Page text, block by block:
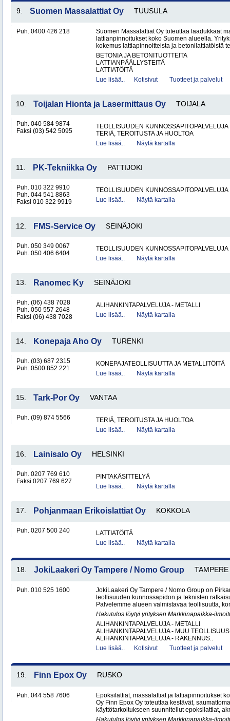
9. Suomen Massalattiat Oy TUUSULA
Puh. 0400 426 218
Suomen Massalattiat Oy toteuttaa laadukkaat
lattianpinnoitukset koko Suomen alueella.
kokemus lattiapinnoitteista ja betonilattiatöistä
BETONIA JA BETONITUOTTEITA
LATTIANPÄÄLLYSTEITÄ
LATTIATÖITÄ
Lue lisää..
Kotisivut Tuotteet ja palvelut
10. Toijalan Hionta ja Lasermittaus Oy TOIJALA
Puh. 040 584 9874
Faksi (03) 542 5095
TEOLLISUUDEN KUNNOSSAPITOPALVELUJA
TERIÄ, TEROITUSTA JA HUOLTOA
Lue lisää..
Näytä kartalla
11. PK-Tekniikka Oy PATTIJOKI
Puh. 010 322 9910
Puh. 044 541 8863
Faksi 010 322 9919
TEOLLISUUDEN KUNNOSSAPITOPALVELUJA
Lue lisää..
Näytä kartalla
12. FMS-Service Oy SEINÄJOKI
Puh. 050 349 0067
Puh. 050 406 6404
TEOLLISUUDEN KUNNOSSAPITOPALVELUJA
Lue lisää..
Näytä kartalla
13. Ranomec Ky SEINÄJOKI
Puh. (06) 438 7028
Puh. 050 557 2648
Faksi (06) 438 7028
ALIHANKINTAPALVELUJA - METALLI
Lue lisää..
Näytä kartalla
14. Konepaja Aho Oy TURENKI
Puh. (03) 687 2315
Puh. 0500 852 221
KONEPAJATEOLLISUUTTA JA METALLITÖITÄ
Lue lisää..
Näytä kartalla
15. Tark-Por Oy VANTAA
Puh. (09) 874 5566
TERIÄ, TEROITUSTA JA HUOLTOA
Lue lisää..
Näytä kartalla
16. Lainisalo Oy HELSINKI
Puh. 0207 769 610
Faksi 0207 769 627
PINTAKÄSITTELYÄ
Lue lisää..
Näytä kartalla
17. Pohjanmaan Erikoislattiat Oy KOKKOLA
Puh. 0207 500 240
LATTIATÖITÄ
Lue lisää..
Näytä kartalla
18. JokiLaakeri Oy Tampere / Nomo Group TAMPERE
Puh. 010 525 1600
JokiLaakeri Oy Tampere / Nomo Group on
teollisuuden kunnossapidon ja teknisten
Palvelemme alueen valmistavaa teollisuutta,
Hakutulos löytyi yrityksen Markkinapaikka-
ALIHANKINTAPALVELUJA - METALLI
ALIHANKINTAPALVELUJA - MUU TEOLLISUUS
ALIHANKINTAPALVELUJA - RAKENNUS..
Lue lisää..
Kotisivut Tuotteet ja palvelut
19. Finn Epox Oy RUSKO
Puh. 044 558 7606
Epoksilattiat, massalattiat ja lattiapinnoitukset
Oy Finn Epox Oy toteuttaa kestävät,
käyttötarkoitukseen suunnitellut epoksilattiat,
Hakutulos löytyi yrityksen Markkinapaikka-